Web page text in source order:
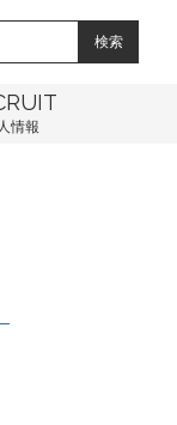
情報